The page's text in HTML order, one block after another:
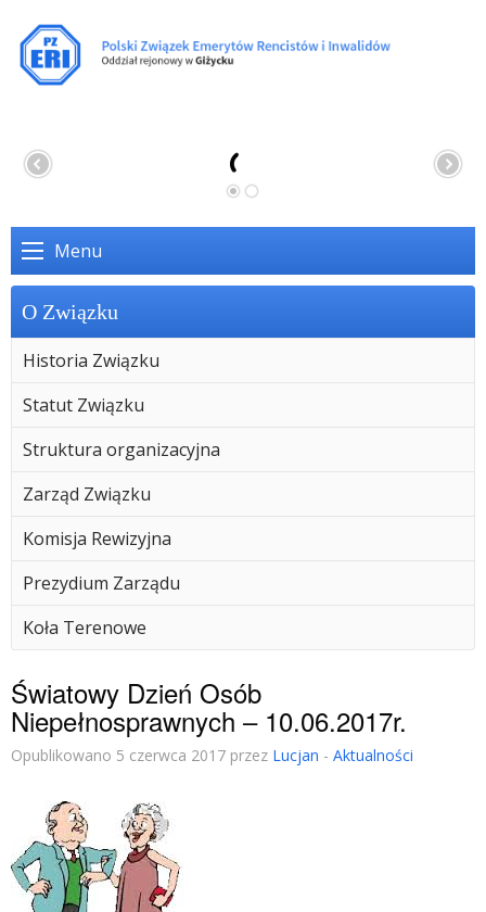
Menu
O Związku
Historia Związku
Statut Związku
Struktura organizacyjna
Zarząd Związku
Komisja Rewizyjna
Prezydium Zarządu
Koła Terenowe
Światowy Dzień Osób
Niepełnosprawnych – 10.06.2017r.
Opublikowano 5 czerwca 2017 przez Lucjan - Aktualności